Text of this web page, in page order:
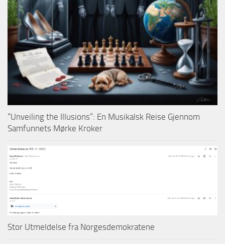
“Unveiling the Illusions”: En Musikalsk Reise Gjennom
Samfunnets Mørke Kroker
Stor Utmeldelse fra Norgesdemokratene